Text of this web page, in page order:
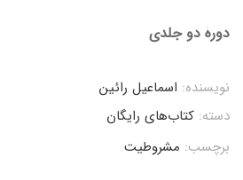
دورۀ دو جلدی
نویسنده: اسماعیل رائین
دسته: کتاب‌های رایگان
برچسب: مشروطیت